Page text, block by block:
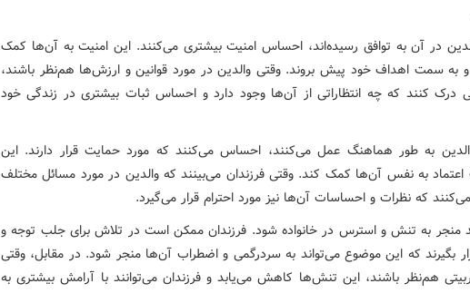
در آن به توافق رسیده‌اند، احساس امنیت بیشتری می‌کنند. این امنیت به آن‌ها کمک
به سمت اهداف خود پیش بروند. وقتی والدین در مورد قوانین و ارزش‌ها هم‌نظر باشند،
درک کنند که چه انتظاراتی از آن‌ها وجود دارد و احساس ثبات بیشتری در زندگی خود
به طور هماهنگ عمل می‌کنند، احساس می‌کنند که مورد حمایت قرار دارند. این
اعتماد به نفس آن‌ها کمک کند. وقتی فرزندان می‌بینند که والدین در مورد مسائل مختلف
که نظرات و احساسات آن‌ها نیز مورد احترام قرار می‌گیرد.
منجر به تنش و استرس در خانواده شود. فرزندان ممکن است در تلاش برای جلب توجه و
بگیرند که این موضوع می‌تواند به سردرگمی و اضطراب آن‌ها منجر شود. در مقابل، وقتی
هم‌نظر باشند، این تنش‌ها کاهش می‌یابد و فرزندان می‌توانند با آرامش بیشتری به